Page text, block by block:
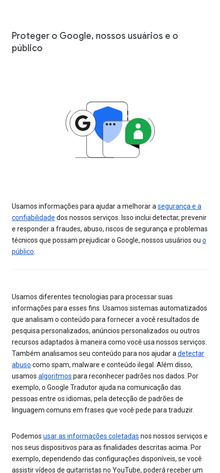
Proteger o Google, nossos usuários e o
público
Usamos informações para ajudar a melhorar a segurança e a
confiabilidade dos nossos serviços. Isso inclui detectar, prevenir
e responder a fraudes, abuso, riscos de segurança e problemas
técnicos que possam prejudicar o Google, nossos usuários ou o
público
Usamos diferentes tecnologias para processar suas
informações para esses fins. Usamos sistemas automatizados
que analisam o conteúdo para fornecer a você resultados de
pesquisa personalizados, anúncios personalizados ou outros
recursos adaptados à maneira como você usa nossos serviços.
Também analisamos seu conteúdo para nos ajudar a detectar
abuso como spam, malware e conteúdo ilegal. Além disso,
usamos algoritmos para reconhecer padrões nos dados. Por
exemplo, o Google Tradutor ajuda na comunicação das
pessoas entre os idiomas, pela detecção de padrões de
linguagem comuns em frases que você pede para traduzir.
Podemos usar as informações coletadas nos nossos serviços e
nos seus dispositivos para as finalidades descritas acima. Por
exemplo, dependendo das configurações disponíveis, se você
assistir vídeos de guitarristas no YouTube, poderá receber um